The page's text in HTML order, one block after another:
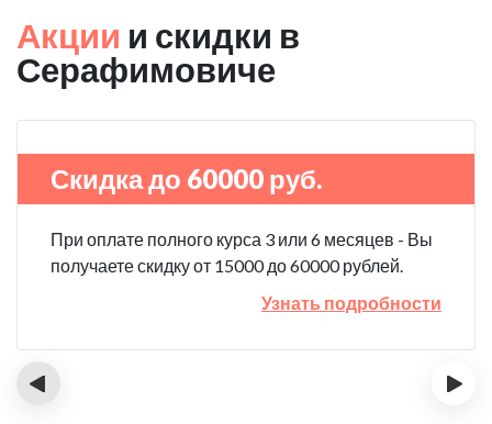
Акции и скидки в
Серафимовиче
Скидка до 60000 руб.
При оплате полного курса 3 или 6 месяцев - Вы
получаете скидку от 15000 до 60000 рублей.
Узнать подробности
‹ ›